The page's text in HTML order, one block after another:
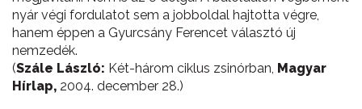
nyár végi fordulatot sem a jobboldal hajtotta végre,
hanem éppen a Gyurcsány Ferencet választó új
nemzedék.
(Szále László: Két-három ciklus zsinórban, Magyar
Hírlap, 2004. december 28.)